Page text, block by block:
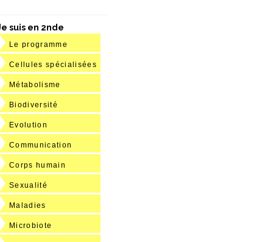
suis en 2nde
Le programme
Cellules spécialisées
Métabolisme
Biodiversité
Evolution
Communication
Corps humain
Sexualité
Maladies
Microbiote